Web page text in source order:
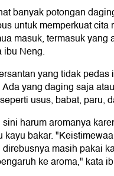
banyak potongan
untuk memperkuat cita
masuk, termasuk yang
ibu Neng.
yang tidak pedas
yang daging saja
usus, babat, paru,
harum aromanya
kayu bakar.
masih pakai
ke aroma," kata